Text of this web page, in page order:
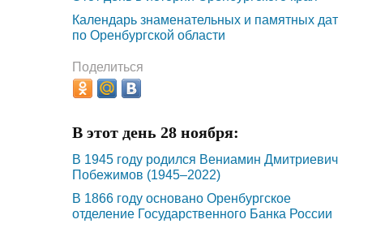
Календарь знаменательных и памятных дат
по Оренбургской области
Поделиться
В этот день 28 ноября:
В 1945 году родился Вениамин Дмитриевич
Побежимов (1945–2022)
В 1866 году основано Оренбургское
отделение Государственного Банка России